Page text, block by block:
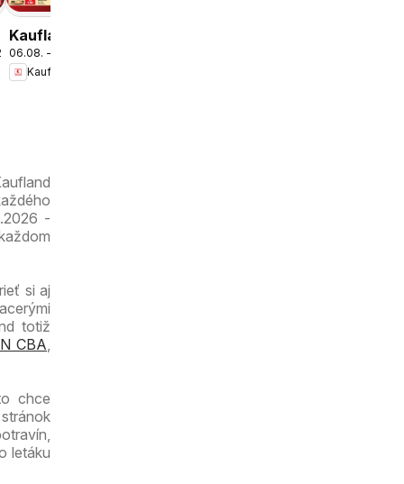
Kaufland
Bratislava-
Petržalka
06.08. - 12.08.2026
Kaufland
-
si aj
totiž
CBA
chce
letáku